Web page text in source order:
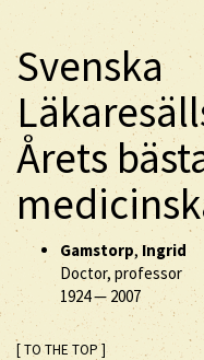
Svenska
Årets
Gamstorp,Ingrid
Doctor, professor
1924— 2007
[ TO THE TOP ]